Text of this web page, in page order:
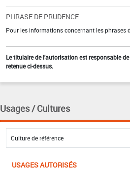
PHRASE DE PRUDENCE
Pour les informations concernant les phrases
Le titulaire de l'autorisation est responsable
retenue ci-dessus.
Usages / Cultures
USAGES AUTORISÉS